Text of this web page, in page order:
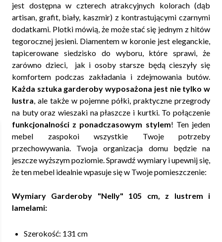
jest dostępna w czterech atrakcyjnych kolorach (dąb
artisan, grafit, biały, kaszmir) z kontrastującymi czarnymi
dodatkami. Plotki mówią, że może stać się jednym z hitów
tegorocznej jesieni. Diamentem w koronie jest eleganckie,
tapicerowane siedzisko do wyboru, które sprawi, że
zarówno dzieci, jak i osoby starsze będą cieszyły się
komfortem podczas zakładania i zdejmowania butów.
Każda sztuka garderoby wyposażona jest nie tylko w
lustra, ale także w pojemne półki, praktyczne przegrody
na buty oraz wieszaki na płaszcze i kurtki. To połączenie
funkcjonalności z ponadczasowym stylem! Ten jeden
mebel zaspokoi wszystkie Twoje potrzeby
przechowywania. Twoja organizacja domu będzie na
jeszcze wyższym poziomie. Sprawdź wymiary i upewnij się,
że ten mebel idealnie wpasuje się w Twoje pomieszczenie:
Wymiary Garderoby "Nelly" 105 cm, z lustrem i
lamelami:
Szerokość: 131 cm